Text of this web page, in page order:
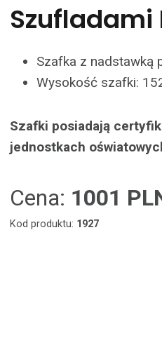
Szufladami
Szafka z nadstawką
Wysokość szafki:
Szafki posiadają
jednostkach
Cena: 1001
Kod produktu: 1927